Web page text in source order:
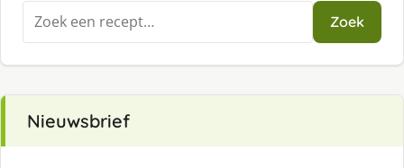
Zoeken
naar:
Zoek
Nieuwsbrief